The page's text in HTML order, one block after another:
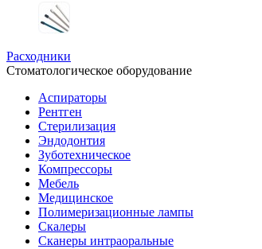
Расходники
Стоматологическое оборудование
Аспираторы
Рентген
Стерилизация
Эндодонтия
Зуботехническое
Компрессоры
Мебель
Медицинское
Полимеризационные лампы
Скалеры
Сканеры интраоральные